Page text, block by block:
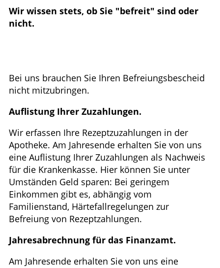
Wir wissen stets, ob Sie "befreit" sind oder
nicht.
Bei uns brauchen Sie Ihren Befreiungsbescheid
nicht mitzubringen.
Auflistung Ihrer Zuzahlungen.
Wir erfassen Ihre Rezeptzuzahlungen in der
Apotheke. Am Jahresende erhalten Sie von uns
eine Auflistung Ihrer Zuzahlungen als Nachweis
für die Krankenkasse. Hier können Sie unter
Umständen Geld sparen: Bei geringem
Einkommen gibt es, abhängig vom
Familienstand, Härtefallregelungen zur
Befreiung von Rezeptzahlungen.
Jahresabrechnung für das Finanzamt.
Am Jahresende erhalten Sie von uns eine